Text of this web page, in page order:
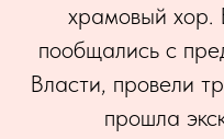
храмовый хор.
пообщались с
Власти, провели
прошла